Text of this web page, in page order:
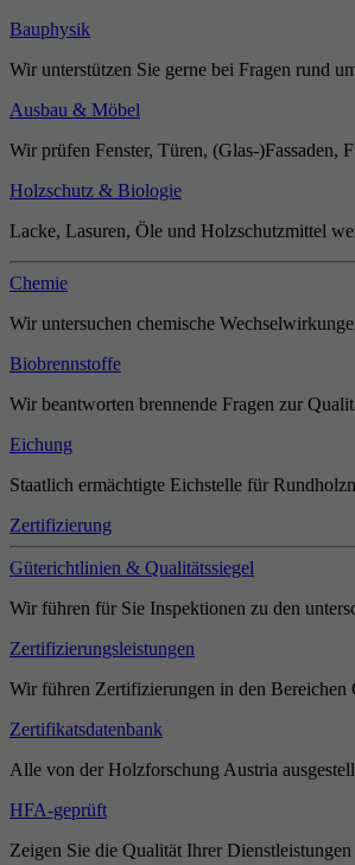
Bauphysik
Wir unterstützen Sie gerne bei Fragen rund
Ausbau & Möbel
Wir prüfen Fenster, Türen, (Glas-)Fassaden,
Holzschutz & Biologie
Lacke, Lasuren, Öle und Holzschutzmittel
Chemie
Wir untersuchen chemische
Biobrennstoffe
Wir beantworten brennende Fragen zur
Eichung
Staatlich ermächtigte Eichstelle für
Zertifizierung
Güterichtlinien & Qualitätssiegel
Wir führen für Sie Inspektionen zu den
Zertifizierungsleistungen
Wir führen Zertifizierungen in den
Zertifikatsdatenbank
Alle von der Holzforschung Austria
HFA-geprüft
Zeigen Sie die Qualität Ihrer